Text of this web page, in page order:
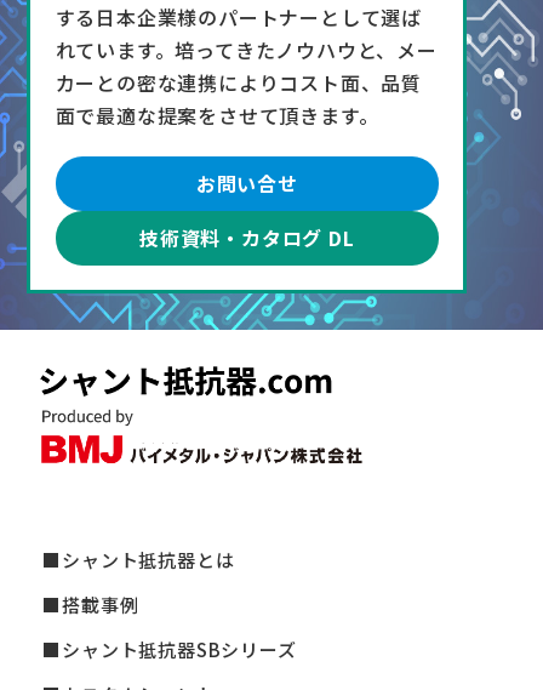
する日本企業様のパートナーとして選ば
れています。培ってきたノウハウと、メー
カーとの密な連携によりコスト面、品質
面で最適な提案をさせて頂きます。
お問い合せ
技術資料・カタログ DL
シャント抵抗器とは
搭載事例
シャント抵抗器SBシリーズ